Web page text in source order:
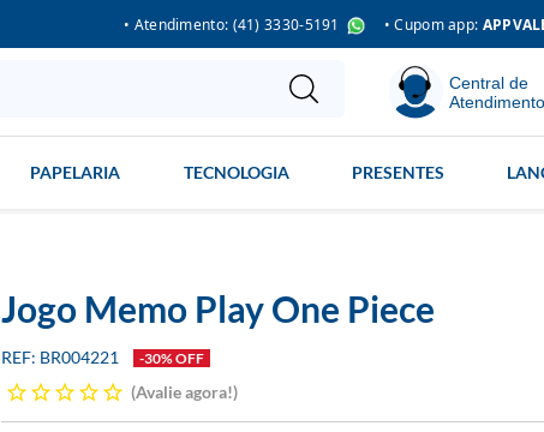
• Atendimento: (41) 3330-5191 • Cupom app:
Central de
Atendimento
PAPELARIA TECNOLOGIA PRESENTES
Jogo Memo Play One Piece
BR004221 -30% OFF
Avalie agora!